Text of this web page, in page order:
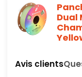
Dual
Avis clients